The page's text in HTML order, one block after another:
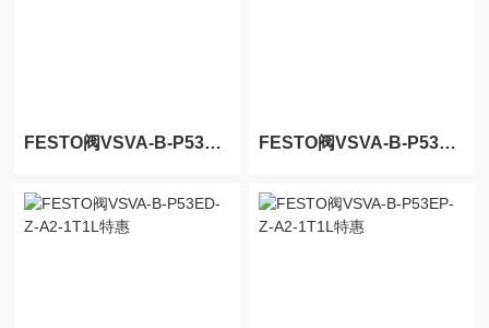
FESTO阀VSVA-B-P53E-Z-D2-1T1L特惠 FESTO阀VSVA-B-P53E-Z-D1-1T1L现货